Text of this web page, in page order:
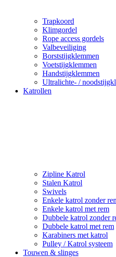
Trapkoord
Klimgordel
Rope access gordels
Valbeveiliging
Borststijgklemmen
Voetstijgklemmen
Handstijgklemmen
Ultralichte- /
Katrollen
Zipline Katrol
Stalen Katrol
Swivels
Enkele katrol zonder
Enkele katrol met rem
Dubbele katrol zonder
Dubbele katrol met rem
Karabiners met katrol
Pulley / Katrol systeem
Touwen & slinges